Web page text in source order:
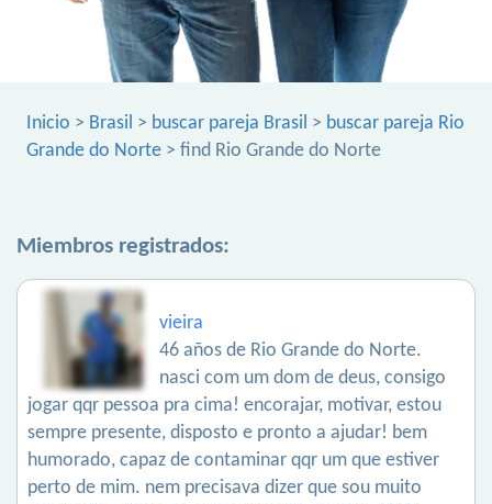
Inicio > Brasil > buscar pareja Brasil > buscar pareja Rio
Grande do Norte > find Rio Grande do Norte
Miembros registrados:
vieira
46 años de Rio Grande do Norte.
nasci com um dom de deus, consigo
jogar qqr pessoa pra cima! encorajar, motivar, estou
sempre presente, disposto e pronto a ajudar! bem
humorado, capaz de contaminar qqr um que estiver
perto de mim. nem precisava dizer que sou muito